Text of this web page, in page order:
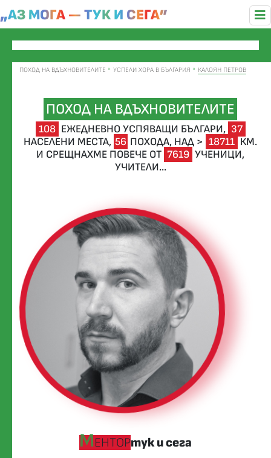
„АЗ МОГА — ТУК И СЕГА”
ПОХОД НА ВДЪХНОВИТЕЛИТЕ УСПЕЛИ ХОРА В БЪЛГАРИЯ КАЛОЯН ПЕТРОВ
ПОХОД НА ВДЪХНОВИТЕЛИТЕ
108 ЕЖЕДНЕВНО УСПЯВАЩИ БЪЛГАРИ, 37
НАСЕЛЕНИ МЕСТА, 56 ПОХОДА, НАД > 18711 КМ.
И СРЕЩНАХМЕ ПОВЕЧЕ ОТ 7619 УЧЕНИЦИ,
УЧИТЕЛИ...
МЕНТОРтук и сега